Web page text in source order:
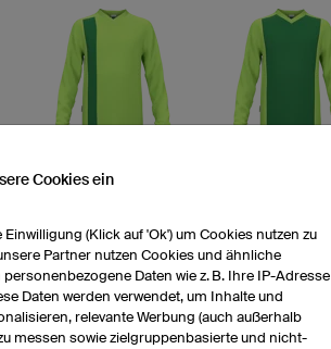
Cookies ein
(Klick auf 'Ok') um Cookies nutzen zu
Partner nutzen Cookies und ähnliche
Daten wie z. B. Ihre IP-Adresse
Daten werden verwendet, um Inhalte und
relevante Werbung (auch außerhalb
messen sowie zielgruppenbasierte und nicht-